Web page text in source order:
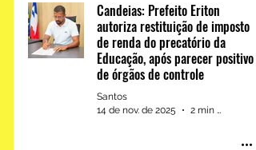
Candeias: Prefeito Eriton
autoriza restituição de imposto
de renda do precatório da
Educação, após parecer positivo
de órgãos de controle
Santos
14 de nov. de 2025
2 min de leitura